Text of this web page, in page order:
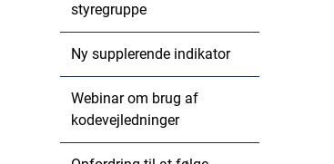
styregruppe
Ny supplerende indikator
Webinar om brug af
kodevejledninger